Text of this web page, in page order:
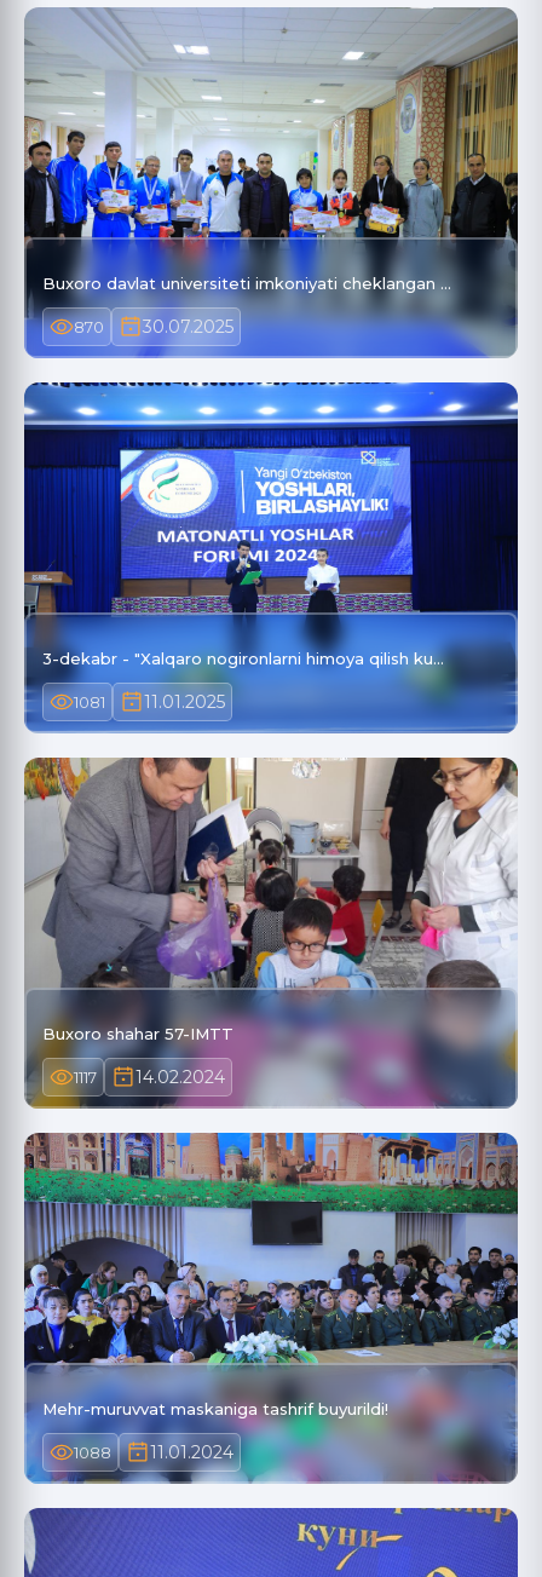
Buxoro davlat universiteti imkoniyati cheklangan …
870 30.07.2025
3-dekabr - "Xalqaro nogironlarni himoya qilish ku…
1081 11.01.2025
Buxoro shahar 57-IMTT
1117 14.02.2024
Mehr-muruvvat maskaniga tashrif buyurildi!
1088 11.01.2024